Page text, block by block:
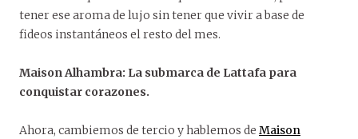
tener ese aroma de lujo sin tener que vivir a base de
fideos instantáneos el resto del mes.
Maison Alhambra: La submarca de Lattafa para
conquistar corazones.
Ahora, cambiemos de tercio y hablemos de Maison